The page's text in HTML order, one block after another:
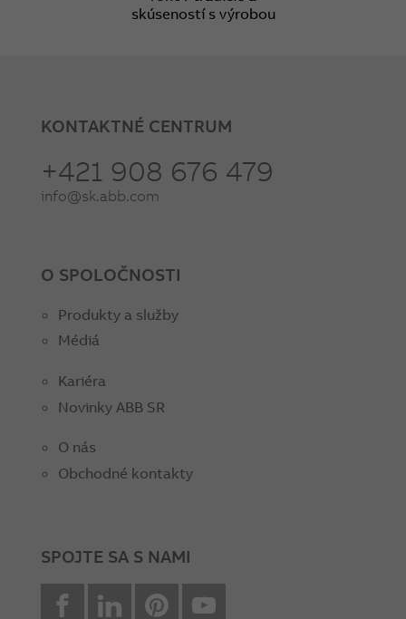
skúseností s výrobou
KONTAKTNÉ CENTRUM
+421 908 676 479
info@sk.abb.com
O SPOLOČNOSTI
Produkty a služby
Médiá
Kariéra
Novinky ABB SR
O nás
Obchodné kontakty
SPOJTE SA S NAMI
facebookLinkedin Pinterest